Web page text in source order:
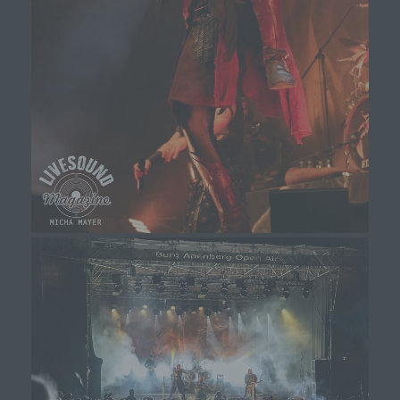
mehr einer spezifischen betroffenen Person
zugeordnet werden können, sofern diese
zusätzlichen Informationen gesondert aufbewahrt
werden und technischen und organisatorischen
Maßnahmen unterliegen, die gewährleisten, dass
die personenbezogenen Daten nicht einer
identifizierten oder identifizierbaren natürlichen
Person zugewiesen werden.
g) Verantwortlicher oder für die
Verarbeitung Verantwortlicher
Verantwortlicher oder für die Verarbeitung
Verantwortlicher ist die natürliche oder juristische
Person, Behörde, Einrichtung oder andere Stelle,
die allein oder gemeinsam mit anderen über die
Zwecke und Mittel der Verarbeitung von
personenbezogenen Daten entscheidet. Sind die
Zwecke und Mittel dieser Verarbeitung durch das
Unionsrecht oder das Recht der Mitgliedstaaten
vorgegeben, so kann der Verantwortliche
beziehungsweise können die bestimmten
Kriterien seiner Benennung nach dem
Unionsrecht oder dem Recht der Mitgliedstaaten